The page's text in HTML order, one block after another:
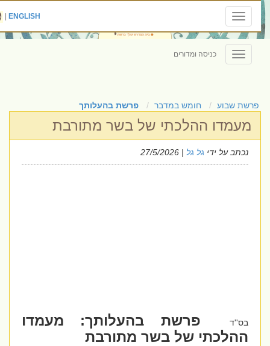
Toggle
navigation
ENGLISH
|
Toggle
navigation
כניסה ומדורים
פרשת שבוע חומש במדבר פרשת בהעלותך
מעמדו ההלכתי של בשר מתורבת
נכתב על ידיגל גל | 27/5/2026
בס''ד
פרשת בהעלותך: מעמדו
ההלכתי של בשר מתורבת